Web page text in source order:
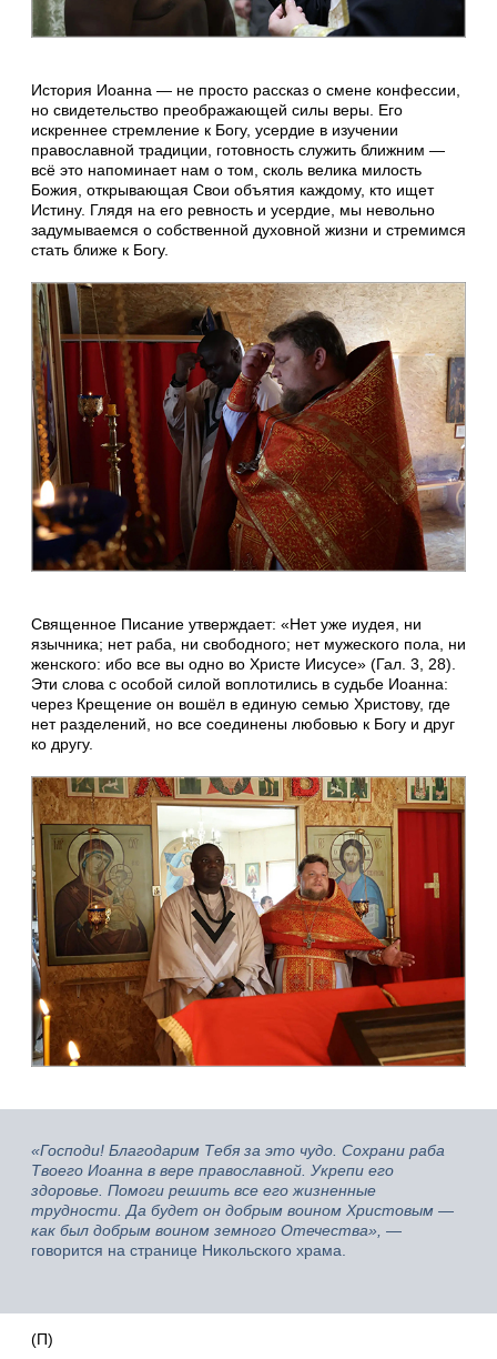
История Иоанна — не просто рассказ о смене конфессии,
но свидетельство преображающей силы веры. Его
искреннее стремление к Богу, усердие в изучении
православной традиции, готовность служить ближним —
всё это напоминает нам о том, сколь велика милость
Божия, открывающая Свои объятия каждому, кто ищет
Истину. Глядя на его ревность и усердие, мы невольно
задумываемся о собственной духовной жизни и стремимся
стать ближе к Богу.
Священное Писание утверждает: «Нет уже иудея, ни
язычника; нет раба, ни свободного; нет мужеского пола, ни
женского: ибо все вы одно во Христе Иисусе» (Гал. 3, 28).
Эти слова с особой силой воплотились в судьбе Иоанна:
через Крещение он вошёл в единую семью Христову, где
нет разделений, но все соединены любовью к Богу и друг
ко другу.
«Господи! Благодарим Тебя за это чудо. Сохрани раба
Твоего Иоанна в вере православной. Укрепи его
здоровье. Помоги решить все его жизненные
трудности. Да будет он добрым воином Христовым —
как был добрым воином земного Отечества», —
говорится на странице Никольского храма.
(П)